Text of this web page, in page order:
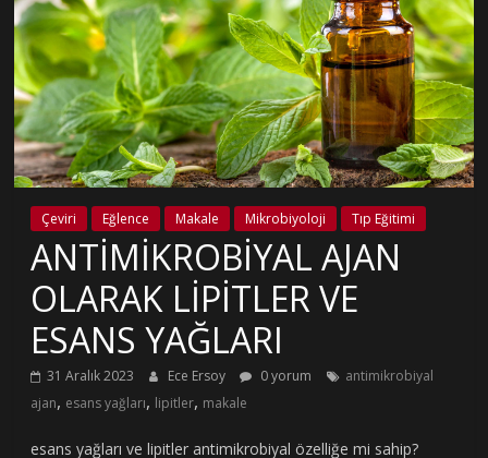
Çeviri Eğlence Makale Mikrobiyoloji Tıp Eğitimi
ANTİMİKROBİYAL AJAN
OLARAK LİPİTLER VE
ESANS YAĞLARI
31 Aralık 2023 Ece Ersoy 0 yorum
antimikrobiyal
ajan, esans yağları, lipitler, makale
esans yağları ve lipitler antimikrobiyal özelliğe mi sahip?